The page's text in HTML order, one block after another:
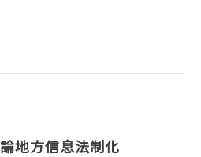
地方信息法制化